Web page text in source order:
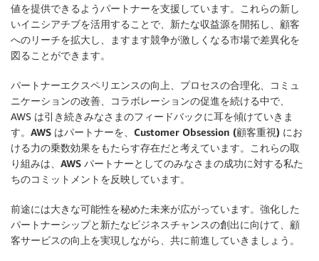
値を提供できるようパートナーを支援しています。これらの新し
いイニシアチブを活用することで、新たな収益源を開拓し、顧客
へのリーチを拡大し、ますます競争が激しくなる市場で差異化を
図ることができます。
パートナーエクスペリエンスの向上、プロセスの合理化、コミュ
ニケーションの改善、コラボレーションの促進を続ける中で、
AWS は引き続きみなさまのフィードバックに耳を傾けていきま
す。 AWS はパートナーを、Customer Obsession (顧客重視) にお
ける力の乗数効果をもたらす存在だと考えています。これらの取
り組みは、AWS パートナーとしてのみなさまの成功に対する私た
ちのコミットメントを反映しています。
前途には大きな可能性を秘めた未来が広がっています。強化した
パートナーシップと新たなビジネスチャンスの創出に向けて、顧
客サービスの向上を実現しながら、共に前進していきましょう。